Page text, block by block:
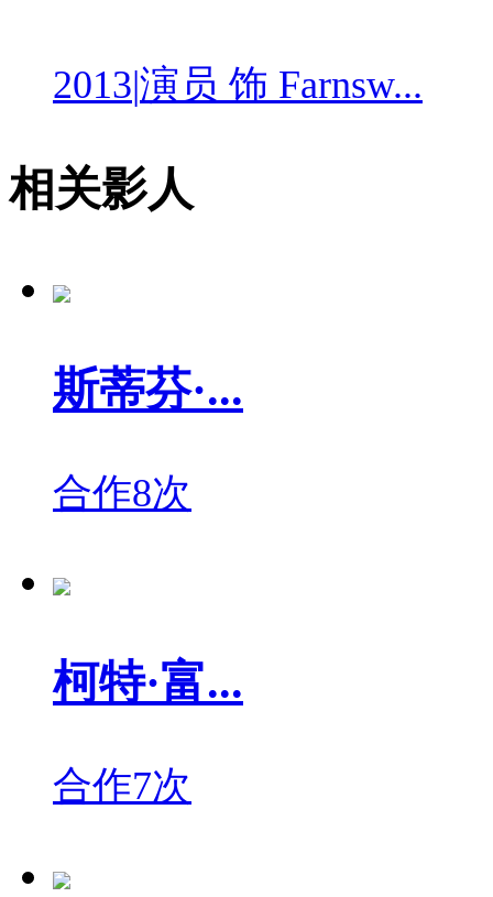
2013|演员 饰 Farnsw...
相关影人
斯蒂芬·...
合作8次
柯特·富...
合作7次